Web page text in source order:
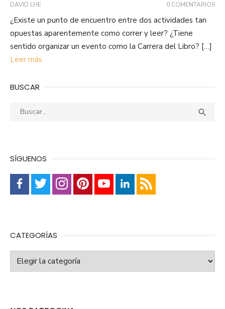
DAVID LHE 0 COMENTARIOS
¿Existe un punto de encuentro entre dos actividades tan
opuestas aparentemente como correr y leer? ¿Tiene
sentido organizar un evento como la Carrera del Libro? […]
Leer más
BUSCAR
Buscar: 
SÍGUENOS
CATEGORÍAS
Categorías